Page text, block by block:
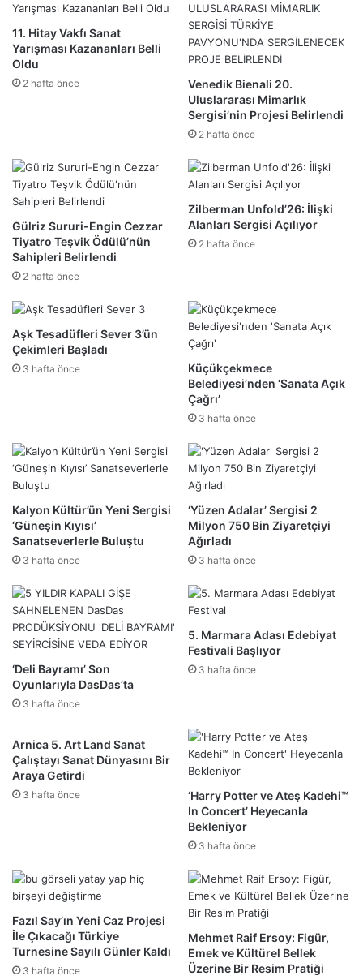
11. Hitay Vakfı Sanat
Yarışması Kazananları Belli
Oldu
2 hafta önce
Venedik Bienali 20.
Uluslararası Mimarlık
Sergisi’nin Projesi Belirlendi
2 hafta önce
Gülriz Sururi-Engin Cezzar
Tiyatro Teşvik Ödülü’nün
Sahipleri Belirlendi
2 hafta önce
Zilberman Unfold’26: İlişki
Alanları Sergisi Açılıyor
2 hafta önce
Aşk Tesadüfleri Sever 3’ün
Çekimleri Başladı
3 hafta önce
Küçükçekmece
Belediyesi’nden ‘Sanata Açık
Çağrı’
3 hafta önce
Kalyon Kültür’ün Yeni Sergisi
‘Güneşin Kıyısı’
Sanatseverlerle Buluştu
3 hafta önce
‘Yüzen Adalar’ Sergisi 2
Milyon 750 Bin Ziyaretçiyi
Ağırladı
3 hafta önce
‘Deli Bayramı’ Son
Oyunlarıyla DasDas’ta
3 hafta önce
5. Marmara Adası Edebiyat
Festivali Başlıyor
3 hafta önce
Arnica 5. Art Land Sanat
Çalıştayı Sanat Dünyasını Bir
Araya Getirdi
3 hafta önce
‘Harry Potter ve Ateş Kadehi™
In Concert’ Heyecanla
Bekleniyor
3 hafta önce
Fazıl Say’ın Yeni Caz Projesi
İle Çıkacağı Türkiye
Turnesine Sayılı Günler Kaldı
3 hafta önce
Mehmet Raif Ersoy: Figür,
Emek ve Kültürel Bellek
Üzerine Bir Resim Pratiği